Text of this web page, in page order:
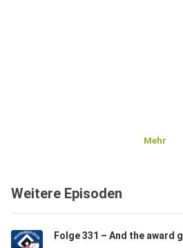
Mehr
Weitere Episoden
Folge 331 – And the award